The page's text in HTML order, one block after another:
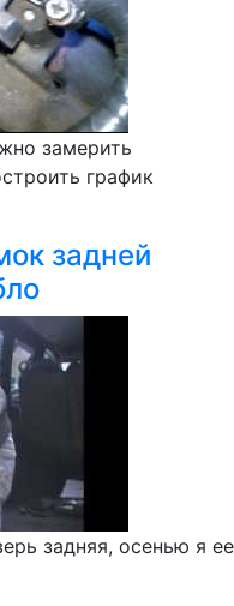
замерить
график
задней
задняя, осенью я ее